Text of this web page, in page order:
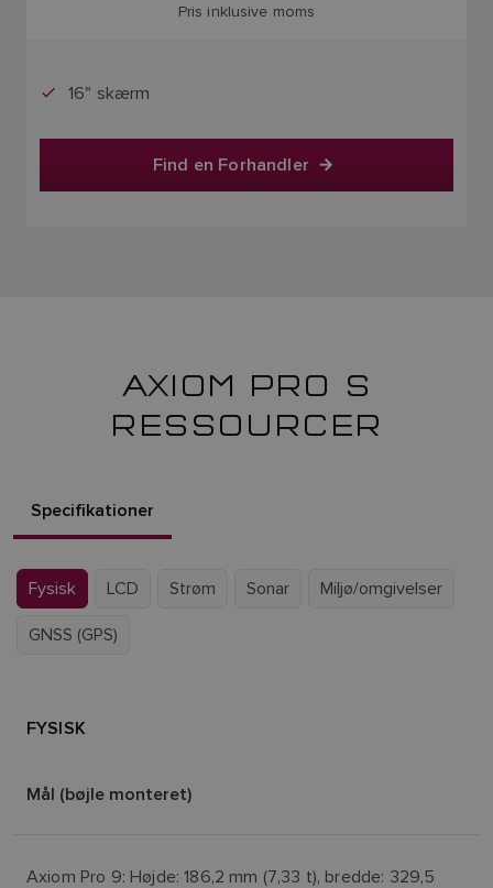
Pris inklusive moms
16" skærm
Find en Forhandler
AXIOM PRO S
RESSOURCER
Specifikationer
Fysisk LCD Strøm Sonar Miljø/omgivelser
GNSS (GPS)
FYSISK
Mål (bøjle monteret)
Axiom Pro 9: Højde: 186,2 mm (7,33 t), bredde: 329,5